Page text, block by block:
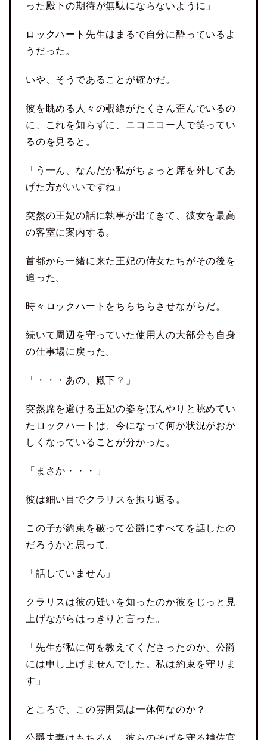
った殿下の期待が無駄にならないように」
ロックハート先生はまるで自分に酔っているよ
うだった。
いや、そうであることが確かだ。
彼を眺める人々の覗線がたくさん歪んでいるの
に、これを知らずに、ニコニコー人で笑ってい
るのを見ると。
「う一ん、なんだか私がちょっと席を外してあ
げた方がいいですね」
突然の王妃の話に執事が出てきて、彼女を最高
の客室に案内する。
首都から一緒に来た王妃の侍女たちがその後を
追った。
時々ロックハートをちらちらさせながらだ。
続いて周辺を守っていた使用人の大部分も自身
の仕事場に戻った。
「・・・あの、殿下？」
突然席を避ける王妃の姿をぼんやりと眺めてい
たロックハートは、今になって何か状況がおか
しくなっていることが分かった。
「まさか・・・」
彼は細い目でクラリスを振り返る。
この子が約束を破って公爵にすべてを話したの
だろうかと思って。
「話していません」
クラリスは彼の疑いを知ったのか彼をじっと見
上げながらはっきりと言った。
「先生が私に何を教えてくださったのか、公爵
には申し上げませんでした。私は約束を守りま
す」
ところで、この雰囲気は一体何なのか？